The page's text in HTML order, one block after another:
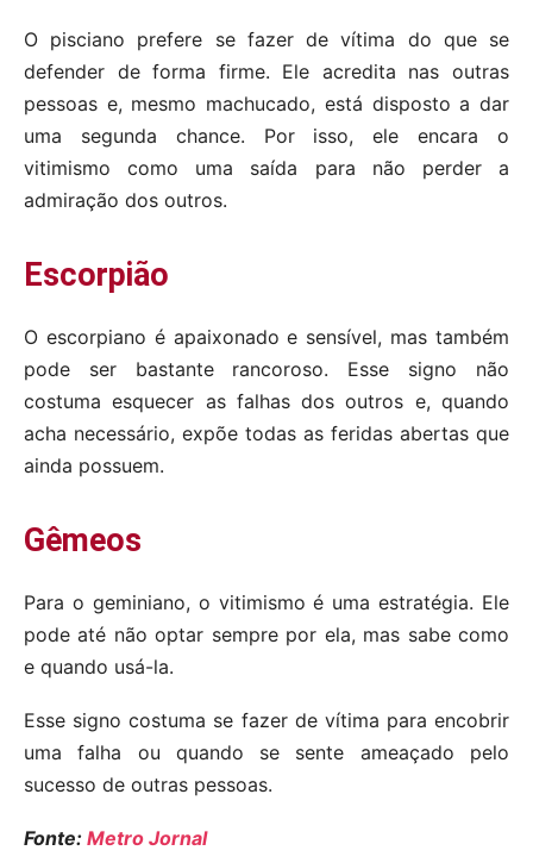
O pisciano prefere se fazer de vítima do que se
defender de forma firme. Ele acredita nas outras
pessoas e, mesmo machucado, está disposto a dar
uma segunda chance. Por isso, ele encara o
vitimismo como uma saída para não perder a
admiração dos outros.
Escorpião
O escorpiano é apaixonado e sensível, mas também
pode ser bastante rancoroso. Esse signo não
costuma esquecer as falhas dos outros e, quando
acha necessário, expõe todas as feridas abertas que
ainda possuem.
Gêmeos
Para o geminiano, o vitimismo é uma estratégia. Ele
pode até não optar sempre por ela, mas sabe como
e quando usá-la.
Esse signo costuma se fazer de vítima para encobrir
uma falha ou quando se sente ameaçado pelo
sucesso de outras pessoas.
Fonte: Metro Jornal